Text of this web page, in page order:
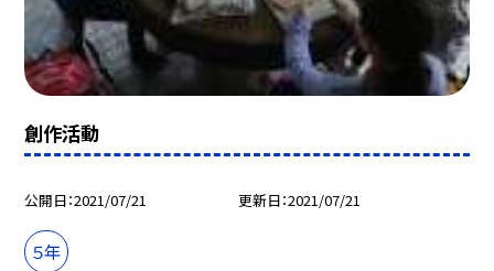
創作活動
公開日 2021/07/21 更新日 2021/07/21
５年